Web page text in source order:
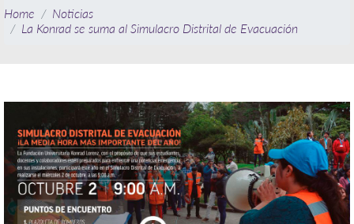
Home
Noticias
La Konrad se suma al Simulacro Distrital de Evacuación